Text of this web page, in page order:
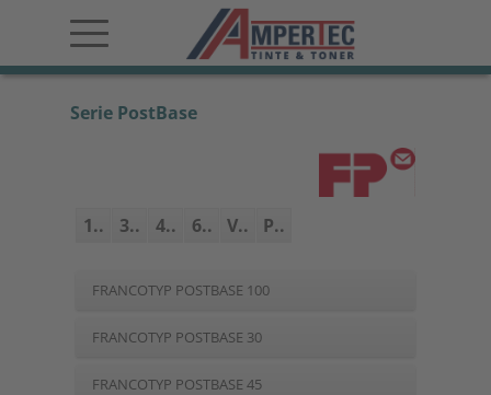
Serie PostBase
1.. 3.. 4.. 6.. V.. P..
FRANCOTYP POSTBASE 100
FRANCOTYP POSTBASE 30
FRANCOTYP POSTBASE 45